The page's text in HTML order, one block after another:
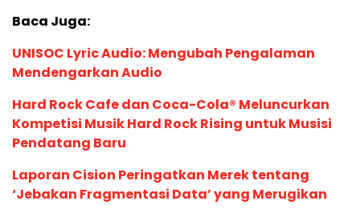
Baca Juga:
UNISOC Lyric Audio: Mengubah Pengalaman
Mendengarkan Audio
Hard Rock Cafe dan Coca-Cola® Meluncurkan
Kompetisi Musik Hard Rock Rising untuk Musisi
Pendatang Baru
Laporan Cision Peringatkan Merek tentang
‘Jebakan Fragmentasi Data’ yang Merugikan